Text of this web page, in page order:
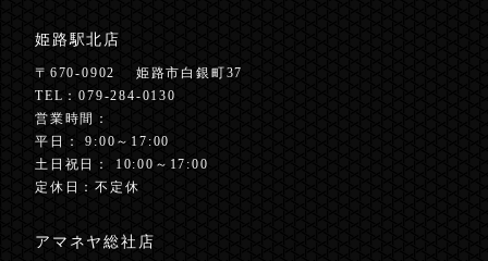
姫路駅北店
〒670-0902
姫路市白銀町37
TEL：079-284-0130
営業時間：
平日： 9:00～17:00
土日祝日： 10:00～17:00
定休日：不定休
アマネヤ総社店